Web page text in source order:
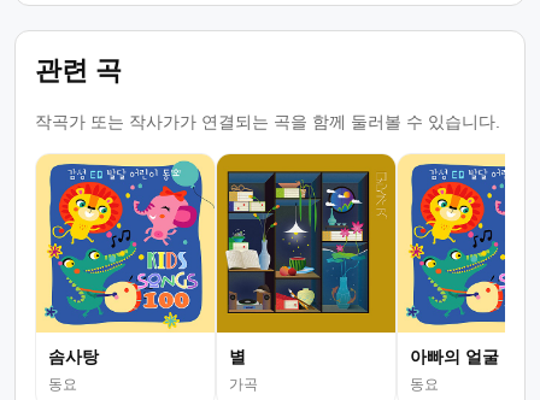
관련 곡
작곡가 또는 작사가가 연결되는 곡을 함께 둘러볼 수 있습니다.
솜사탕
동요
별
가곡
아빠의 얼굴
동요